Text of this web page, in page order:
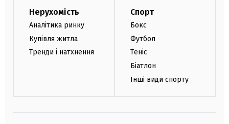
Нерухомість
Аналітика ринку
Купівля житла
Тренди і натхнення
Спорт
Бокс
Футбол
Теніс
Біатлон
Інші види спорту